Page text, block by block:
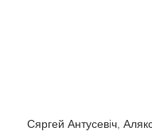
Сяргей Антусевiч,